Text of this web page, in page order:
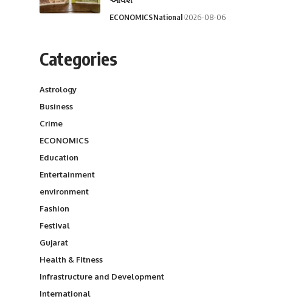
ECONOMICSNational 2026-08-06
Categories
Astrology
Business
Crime
ECONOMICS
Education
Entertainment
environment
Fashion
Festival
Gujarat
Health & Fitness
Infrastructure and Development
International